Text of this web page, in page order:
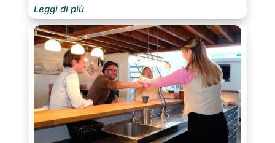
sottolinea la forza della collaborazione e della
perseveranza.
Leggi di più